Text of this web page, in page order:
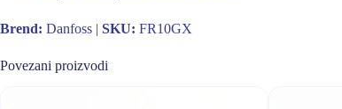
Brend: Danfoss | SKU: FR10GX
Povezani proizvodi